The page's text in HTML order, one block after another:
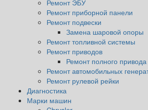
Ремонт ЭБУ
Ремонт приборной панели
Ремонт подвески
Замена шаровой опоры
Ремонт топливной системы
Ремонт приводов
Ремонт полного привода
Ремонт автомобильных
Ремонт рулевой рейки
Диагностика
Марки машин